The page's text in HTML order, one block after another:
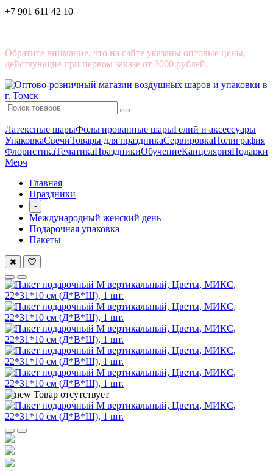
+7 901 611 42 10
Обратите внимание, что на сайте указаны оптовые цены,
действующие при первом заказе от 3000 рублей.
Латексные шарыФольгированные шарыГелий и аксессуары
УпаковкаСвечиТовары для праздникаСервировкаПолиграфия
ФлористикаТематикаПраздникиОбучениеКанцелярияПодарки
Мерч
Главная
Праздники
-
Международный женский день
Подарочная упаковка
Пакеты
Товар отсутствует